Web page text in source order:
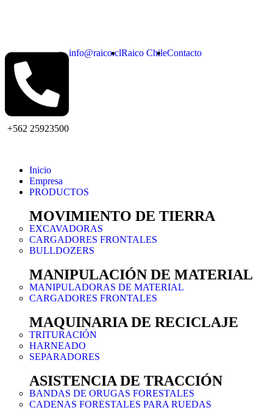
+562 25923500
info@raico.clRaico ChileContacto
Inicio
Empresa
PRODUCTOS
MOVIMIENTO DE TIERRA
EXCAVADORAS
CARGADORES FRONTALES
BULLDOZERS
MANIPULACIÓN DE MATERIAL
MANIPULADORAS DE MATERIAL
CARGADORES FRONTALES
MAQUINARIA DE RECICLAJE
TRITURACIÓN
HARNEADO
SEPARADORES
ASISTENCIA DE TRACCIÓN
BANDAS DE ORUGAS FORESTALES
CADENAS FORESTALES PARA RUEDAS